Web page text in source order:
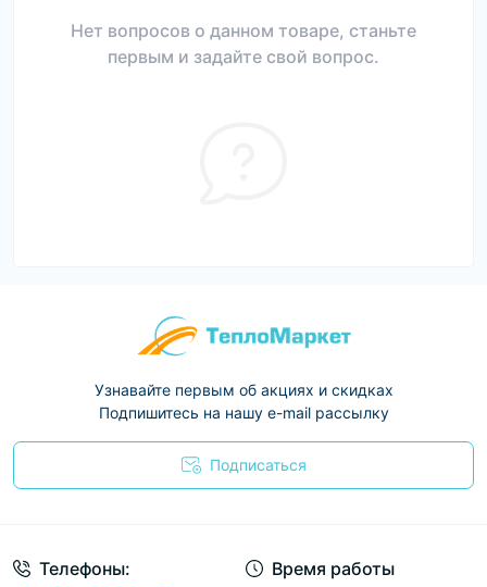
Нет вопросов о данном товаре, станьте
первым и задайте свой вопрос.
Узнавайте первым об акциях и скидках
Подпишитесь на нашу e-mail рассылку
Подписаться
Телефоны: Время работы